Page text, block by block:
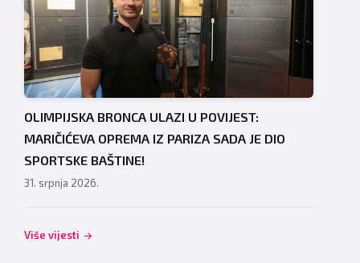
OLIMPIJSKA BRONCA ULAZI U POVIJEST:
MARIČIĆEVA OPREMA IZ PARIZA SADA JE DIO
SPORTSKE BAŠTINE!
31. srpnja 2026.
Više vijesti